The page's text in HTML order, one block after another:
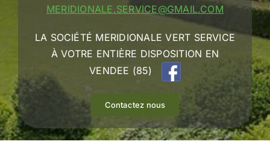
MERIDIONALE.SERVICE@GMAIL.COM
LA SOCIÉTÉ MERIDIONALE VERT SERVICE
À VOTRE ENTIÈRE DISPOSITION EN
VENDEE (85)
Contactez nous